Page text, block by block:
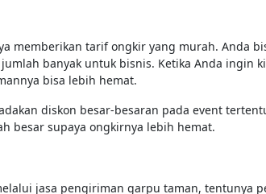
memberikan tarif ongkir yang murah. Anda
banyak untuk bisnis. Ketika Anda ingin
bisa lebih hemat.
diskon besar-besaran pada event
besar supaya ongkirnya lebih hemat.
jasa pengiriman garpu taman, tentunya